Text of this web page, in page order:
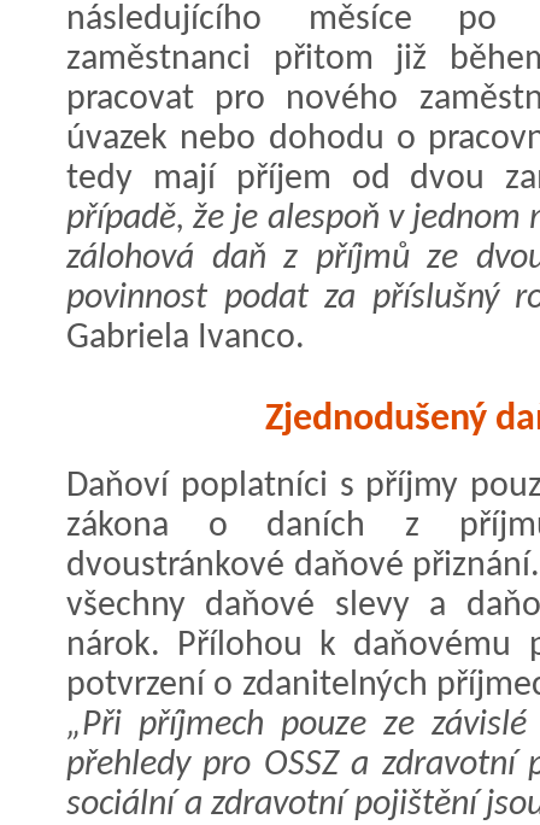
následujícího měsíce po
zaměstnanci přitom již
pracovat pro nového
úvazek nebo dohodu o
tedy mají příjem od dvou
případě, že je alespoň v jednom
zálohová daň z příjmů ze
povinnost podat za příslušný
Gabriela Ivanco.
Zjednodušený
Daňoví poplatníci s příjmy
zákona o daních z
dvoustránkové daňové
všechny daňové slevy a
nárok. Přílohou k daňovému
potvrzení o zdanitelných
„Při příjmech pouze ze
přehledy pro OSSZ a zdravotní
sociální a zdravotní pojištění